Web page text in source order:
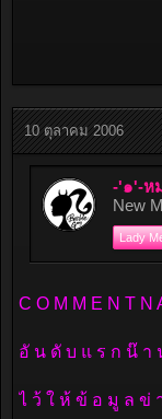
10 ตุลาคม 2006
-'๑'-ห
New
Lady
C O M M E N T N
อั น ดั บ แ ร ก น๊ า
ไ ว้ ใ ห้ ข้ อ มู ล ข่